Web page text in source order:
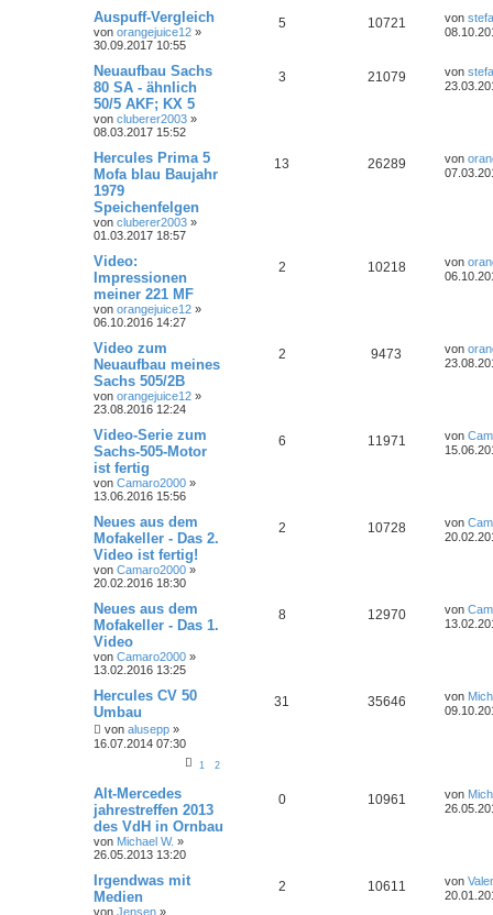
Auspuff-Vergleich
von orangejuice12 »
30.09.2017 10:55
5 10721 von
Neuaufbau Sachs
80 SA - ähnlich
50/5 AKF; KX 5
von cluberer2003 »
08.03.2017 15:52
3 21079 von
Hercules Prima 5
Mofa blau Baujahr
1979
Speichenfelgen
von cluberer2003 »
01.03.2017 18:57
13 26289 von
Video:
Impressionen
meiner 221 MF
von orangejuice12 »
06.10.2016 14:27
2 10218 von
Video zum
Neuaufbau meines
Sachs 505/2B
von orangejuice12 »
23.08.2016 12:24
2 9473 von
Video-Serie zum
Sachs-505-Motor
ist fertig
von Camaro2000 »
13.06.2016 15:56
6 11971 von
Neues aus dem
Mofakeller - Das 2.
Video ist fertig!
von Camaro2000 »
20.02.2016 18:30
2 10728 von
Neues aus dem
Mofakeller - Das 1.
Video
von Camaro2000 »
13.02.2016 13:25
8 12970 von
Hercules CV 50
Umbau
von alusepp »
16.07.2014 07:30
1 2
31 35646 von
Alt-Mercedes
jahrestreffen 2013
des VdH in Ornbau
von Michael W. »
26.05.2013 13:20
0 10961 von
Irgendwas mit
Medien
von Jensen »
2 10611 von